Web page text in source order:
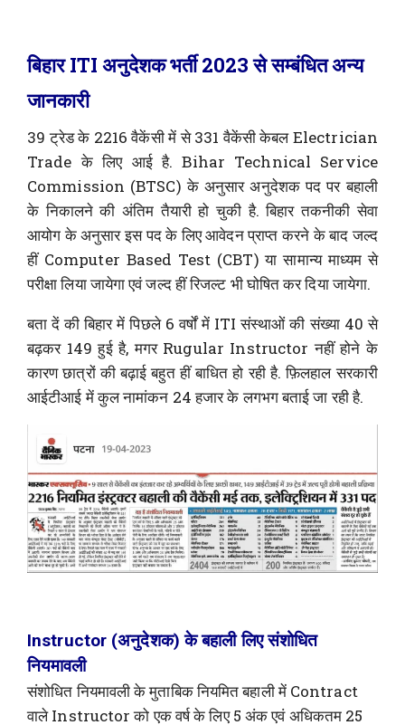
बिहार ITI अनुदेशक भर्ती 2023 से सम्बंधित अन्य
जानकारी
39 ट्रेड के 2216 वैकेंसी में से 331 वैकेंसी केबल Electrician
Trade के लिए आई है. Bihar Technical Service
Commission (BTSC) के अनुसार अनुदेशक पद पर बहाली
के निकालने की अंतिम तैयारी हो चुकी है. बिहार तकनीकी सेवा
आयोग के अनुसार इस पद के लिए आवेदन प्राप्त करने के बाद जल्द
हीं Computer Based Test (CBT) या सामान्य माध्यम से
परीक्षा लिया जायेगा एवं जल्द हीं रिजल्ट भी घोषित कर दिया जायेगा.
बता दें की बिहार में पिछले 6 वर्षों में ITI संस्थाओं की संख्या 40 से
बढ़कर 149 हुई है, मगर Rugular Instructor नहीं होने के
कारण छात्रों की बढ़ाई बहुत हीं बाधित हो रही है. फ़िलहाल सरकारी
आईटीआई में कुल नामांकन 24 हजार के लगभग बताई जा रही है.
Instructor (अनुदेशक) के बहाली लिए संशोधित
नियमावली
संशोधित नियमावली के मुताबिक नियमित बहाली में Contract
वाले Instructor को एक वर्ष के लिए 5 अंक एवं अधिकतम 25